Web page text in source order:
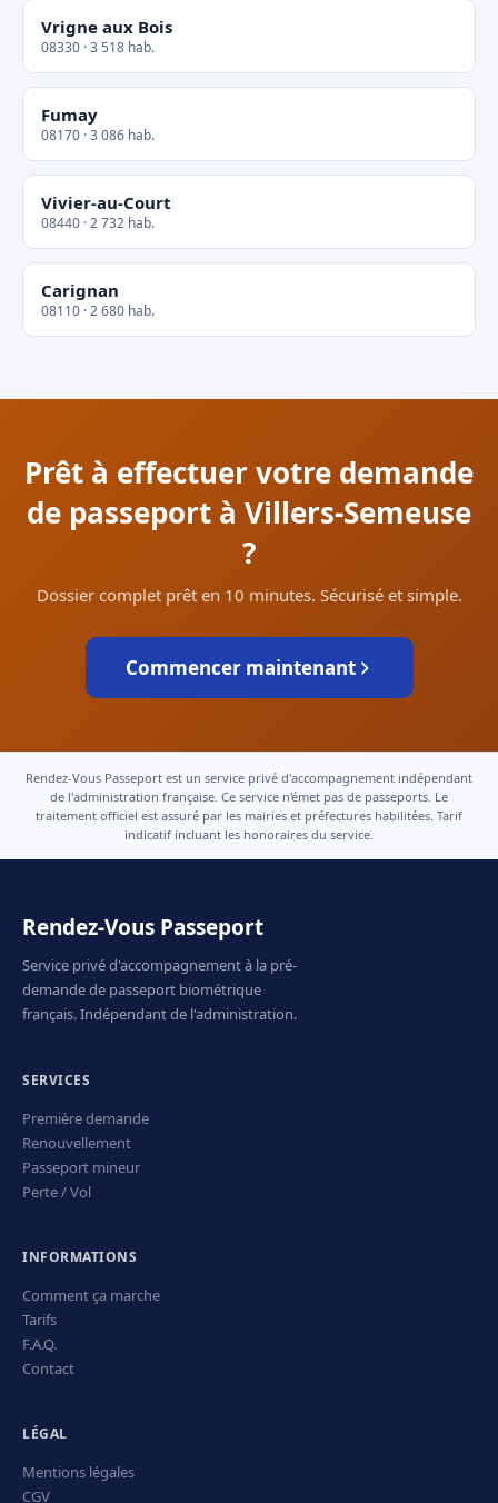
Vrigne aux Bois
08330 · 3 518 hab.
Fumay
08170 · 3 086 hab.
Vivier-au-Court
08440 · 2 732 hab.
Carignan
08110 · 2 680 hab.
Prêt à effectuer votre demande
de passeport à Villers-Semeuse
?
Dossier complet prêt en 10 minutes. Sécurisé et simple.
Commencer maintenant
Rendez-Vous Passeport est un service privé d'accompagnement indépendant
de l'administration française. Ce service n'émet pas de passeports. Le
traitement officiel est assuré par les mairies et préfectures habilitées. Tarif
indicatif incluant les honoraires du service.
Rendez-Vous Passeport
Service privé d'accompagnement à la pré-
demande de passeport biométrique
français. Indépendant de l'administration.
SERVICES
Première demande
Renouvellement
Passeport mineur
Perte / Vol
INFORMATIONS
Comment ça marche
Tarifs
F.A.Q.
Contact
LÉGAL
Mentions légales
CGV